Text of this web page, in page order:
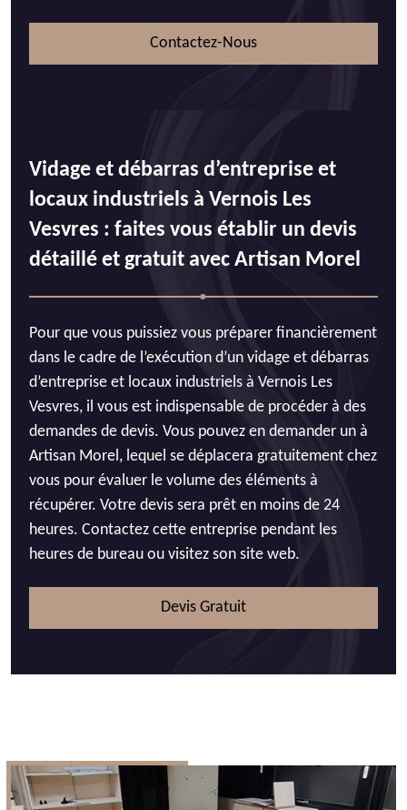
Contactez-Nous
Vidage et débarras d’entreprise et
locaux industriels à Vernois Les
Vesvres : faites vous établir un devis
détaillé et gratuit avec Artisan Morel
Pour que vous puissiez vous préparer financièrement
dans le cadre de l’exécution d’un vidage et débarras
d’entreprise et locaux industriels à Vernois Les
Vesvres, il vous est indispensable de procéder à des
demandes de devis. Vous pouvez en demander un à
Artisan Morel, lequel se déplacera gratuitement chez
vous pour évaluer le volume des éléments à
récupérer. Votre devis sera prêt en moins de 24
heures. Contactez cette entreprise pendant les
heures de bureau ou visitez son site web.
Devis Gratuit